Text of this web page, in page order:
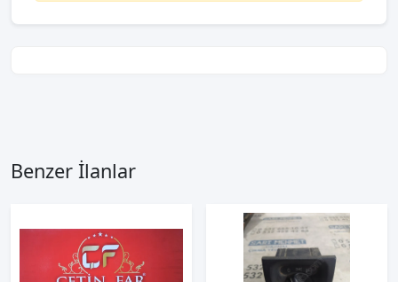
Benzer İlanlar